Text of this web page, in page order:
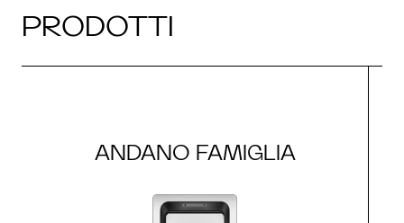
PRODOTTI
ANDANO FAMIGLIA